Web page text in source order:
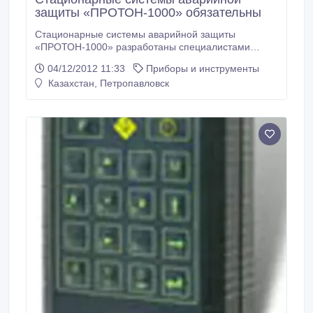
защиты «ПРОТОН-1000» обязательны
Стационарные системы аварийной защиты
«ПРОТОН-1000» разработаны специалистами
непрерывного виброконтроля и вибромониторинга
предотвращают машины и механизмы от опасной
04/12/2012 11:33
Приборы и инструменты
Казахстан, Петропавловск